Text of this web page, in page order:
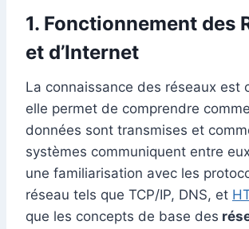
1. Fonctionnement des
et d’Internet
La connaissance des réseaux est
elle permet de comprendre
données sont transmises et
systèmes communiquent entre
une familiarisation avec les
réseau tels que TCP/IP, DNS, et
que les concepts de base des